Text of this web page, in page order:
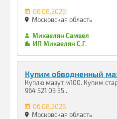
06.08.2026
Московская область
Микаелян Самвел
ИП Микаелян С.Г.
Купим обводненный
Куплю мазут м100. Купим
964 521 03 55...
06.08.2026
Московская область